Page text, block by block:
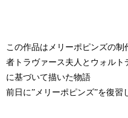
この作品はメリーポピンズの
者トラヴァース夫人とウォル
に基づいて描いた物語
前日に”メリーポピンズ”を復習